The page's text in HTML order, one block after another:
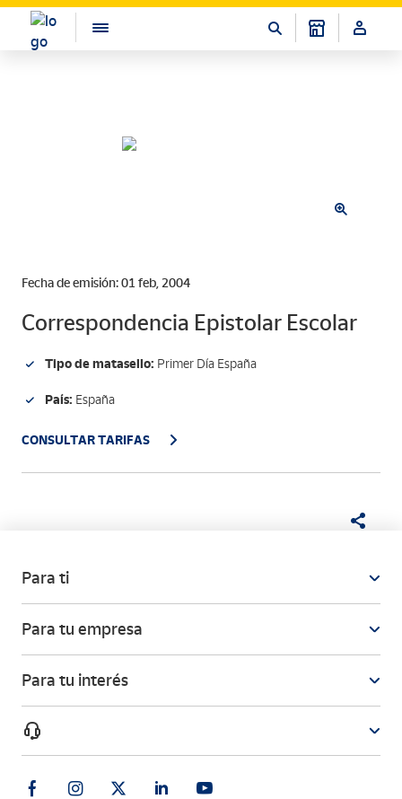
Fecha de emisión: 01 feb, 2004
Correspondencia Epistolar Escolar
Tipo de matasello: Primer Día España
País: España
CONSULTAR TARIFAS
Para ti
Para tu empresa
Para tu interés